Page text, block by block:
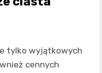
tylko wyjątkowych
cennych